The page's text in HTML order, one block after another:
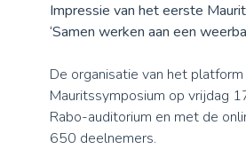
Impressie van het eerste
‘Samen werken aan een
De organisatie van het
Mauritssymposium op vrijdag
Rabo-auditorium en met de
650 deelnemers.